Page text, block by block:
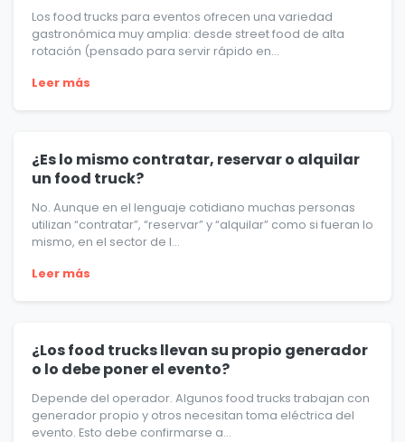
Los food trucks para eventos ofrecen una variedad
gastronómica muy amplia: desde street food de alta
rotación (pensado para servir rápido en...
Leer más
¿Es lo mismo contratar, reservar o alquilar
un food truck?
No. Aunque en el lenguaje cotidiano muchas personas
utilizan “contratar”, “reservar” y “alquilar” como si fueran lo
mismo, en el sector de l...
Leer más
¿Los food trucks llevan su propio generador
o lo debe poner el evento?
Depende del operador. Algunos food trucks trabajan con
generador propio y otros necesitan toma eléctrica del
evento. Esto debe confirmarse a...